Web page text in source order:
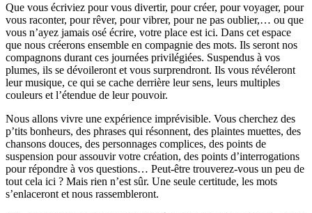
Que vous écriviez pour vous divertir, pour créer, pour voyager, pour
vous raconter, pour rêver, pour vibrer, pour ne pas oublier,… ou que
vous n’ayez jamais osé écrire, votre place est ici. Dans cet espace
que nous créerons ensemble en compagnie des mots. Ils seront nos
compagnons durant ces journées privilégiées. Suspendus à vos
plumes, ils se dévoileront et vous surprendront. Ils vous révéleront
leur musique, ce qui se cache derrière leur sens, leurs multiples
couleurs et l’étendue de leur pouvoir.
Nous allons vivre une expérience imprévisible. Vous cherchez des
p’tits bonheurs, des phrases qui résonnent, des plaintes muettes, des
chansons douces, des personnages complices, des points de
suspension pour assouvir votre création, des points d’interrogations
pour répondre à vos questions… Peut-être trouverez-vous un peu de
tout cela ici ? Mais rien n’est sûr. Une seule certitude, les mots
s’enlaceront et nous rassembleront.